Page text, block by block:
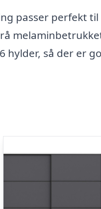
passer perfekt
hylder, så der er